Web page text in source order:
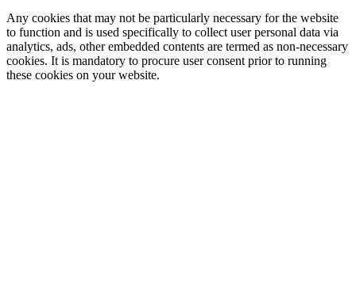
Any cookies that may not be particularly necessary for the website
to function and is used specifically to collect user personal data via
analytics, ads, other embedded contents are termed as non-necessary
cookies. It is mandatory to procure user consent prior to running
these cookies on your website.